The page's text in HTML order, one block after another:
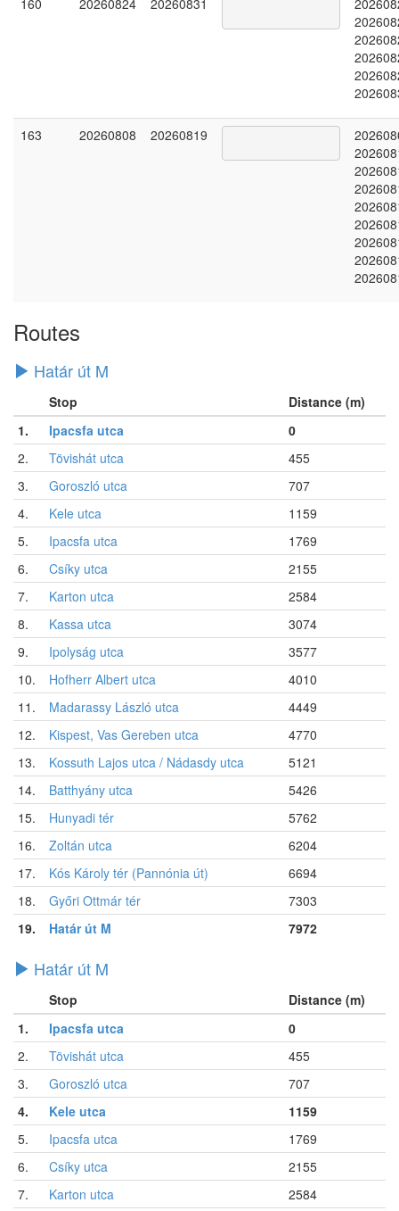
163 20260808 20260819
Routes
Határ út M
Stop
Distance (m)
1.
Ipacsfa utca
0
2.
Tövishát utca
455
3.
Goroszló utca
707
4.
Kele utca
1159
5.
Ipacsfa utca
1769
6.
Csíky utca
2155
7.
Karton utca
2584
8.
Kassa utca
3074
9.
Ipolyság utca
3577
10.
Hofherr Albert utca
4010
11.
Madarassy László utca
4449
12.
Kispest, Vas Gereben utca
4770
13.
Kossuth Lajos utca / Nádasdy utca
5121
14.
Batthyány utca
5426
15.
Hunyadi tér
5762
16.
Zoltán utca
6204
17.
Kós Károly tér (Pannónia út)
6694
18.
Győri Ottmár tér
7303
19.
Határ út M 7972
Határ út M
Stop
Distance (m)
1.
Ipacsfa utca
0
2.
Tövishát utca
455
3.
Goroszló utca
707
4.
Kele utca
1159
5.
Ipacsfa utca
1769
6.
Csíky utca
2155
7.
Karton utca
2584